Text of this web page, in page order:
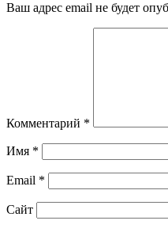
Ваш адрес email не будет
Комментарий *
Имя *
Email *
Сайт